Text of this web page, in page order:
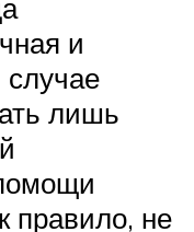
и
лишь
правило, не